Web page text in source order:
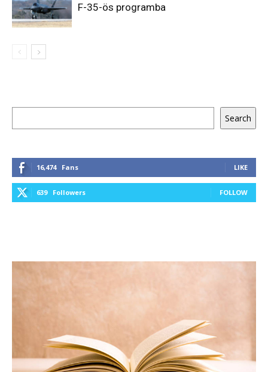
F-35-ös programba
Search
16,474 Fans LIKE
639 Followers FOLLOW